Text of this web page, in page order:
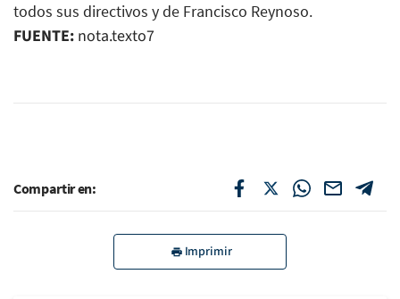
todos sus directivos y de Francisco Reynoso.
FUENTE: nota.texto7
Compartir en:
Imprimir